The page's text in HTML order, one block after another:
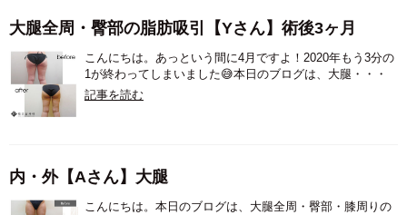
大腿全周・臀部の脂肪吸引【Yさん】術後3ヶ月
こんにちは。あっという間に4月ですよ！2020年もう3分の
1が終わってしまいました😅本日のブログは、大腿・・・
記事を読む
内・外【Aさん】大腿
こんにちは。本日のブログは、大腿全周・臀部・膝周りの